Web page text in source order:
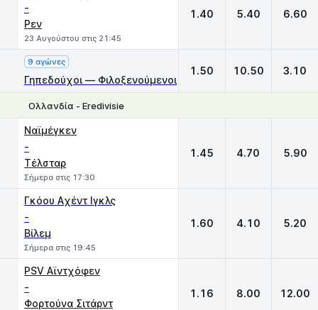
-
Ρεν
23 Αυγούστου στις 21:45
1.40 5.40 6.60
9 αγώνες
Γηπεδούχοι — Φιλοξενούμενοι
1.50 10.50 3.10
Ολλανδία - Eredivisie
Ναϊμέγκεν
-
Τέλσταρ
Σήμερα στις 17:30
1.45 4.70 5.90
Γκόου Aχέντ Ιγκλς
-
Βίλεμ
Σήμερα στις 19:45
1.60 4.10 5.20
PSV Αϊντχόφεν
-
Φορτούνα Σιτάρντ
1.16 8.00 12.00